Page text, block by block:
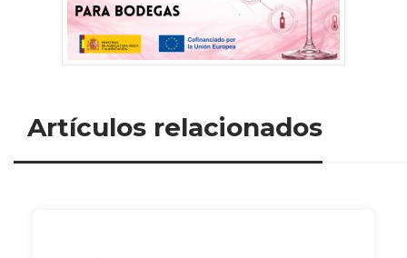
Artículos relacionados